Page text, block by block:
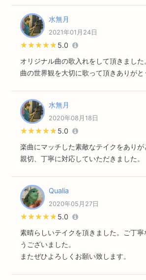
水無月
2021年01月24日
★★★★★
★★★★★ 5.0
オリジナル曲の歌入れをして頂きました
曲の世界観を大切に歌って頂きありがと
水無月
2020年08月18日
★★★★★
★★★★★ 5.0
楽曲にマッチした素敵なテイクをありが
親切、丁寧に対応していただきました。
Qualia
2020年05月27日
★★★★★
★★★★★ 5.0
素晴らしいテイクを頂きました。ご丁寧
うございました。
またぜひよろしくお願い致します。